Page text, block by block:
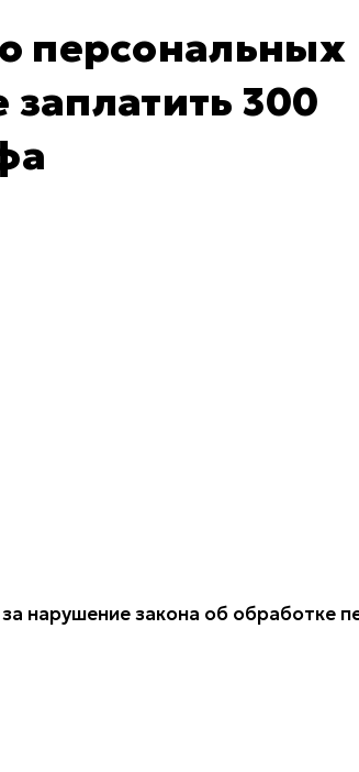
персональных
300
нарушение закона об обработке